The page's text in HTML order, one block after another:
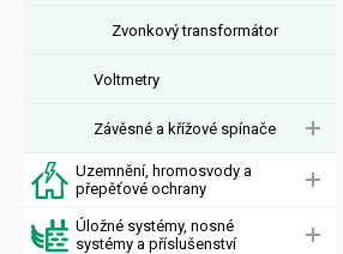
Zvonkový transformátor
Voltmetry
Závěsné a křížové spínače
Uzemnění, hromosvody a
přepěťové ochrany
Úložné systémy, nosné
systémy a příslušenství